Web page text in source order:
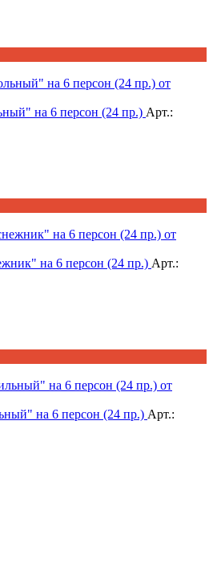
на 6 персон (24 пр.) Арт.:
на 6 персон (24 пр.) Арт.:
на 6 персон (24 пр.) Арт.: